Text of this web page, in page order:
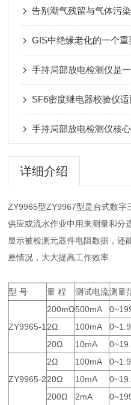
GIS中绝缘老化的一个
详细介绍
ZY9965型ZY9967型是台式数字
供应或流水作业中用来测量和分
显示被检测元器件电阻数据，还
差情况，大大提高工作效率.
型 号 量 程 测试电流测量
ZY9965-1
200mΩ500mA
2Ω
100mA
20Ω
10mA
ZY9965-2
2Ω 100mA
20Ω
10mA
200Ω
2mA